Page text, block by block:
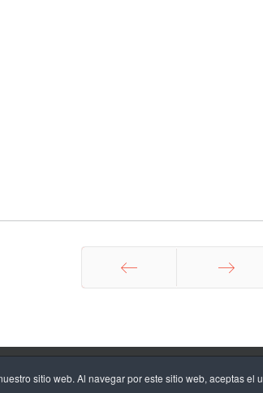
sitio web. Al navegar por este sitio web, aceptas el
© 2026 Salesians